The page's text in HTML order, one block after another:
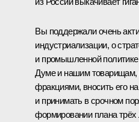
Вы поддержали очень
индустриализации, о
и промышленной
Думе и нашим товарищам,
фракциями, вносить его
и принимать в срочном
формировании плана трёх